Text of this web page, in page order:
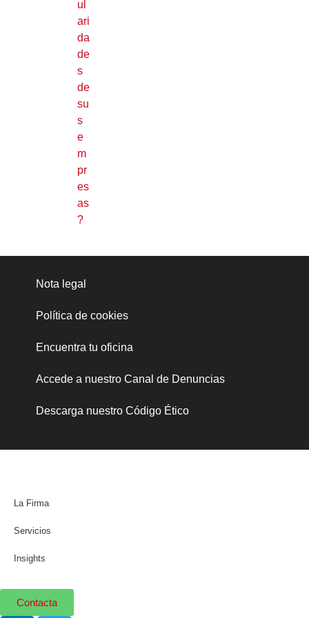
ul
ari
da
de
s
de
su
s
e
m
pr
es
as
?
Nota legal
Política de cookies
Encuentra tu oficina
Accede a nuestro Canal de Denuncias
Descarga nuestro Código Ético
La Firma
Servicios
Insights
Contacta